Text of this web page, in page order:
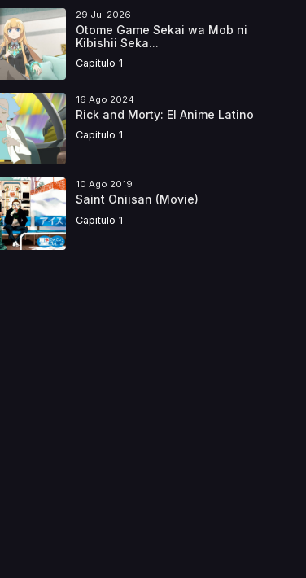
29 Jul 2026
Otome Game Sekai wa Mob ni
Kibishii Seka...
Capitulo 1
16 Ago 2024
Rick and Morty: El Anime Latino
Capitulo 1
10 Ago 2019
Saint Oniisan (Movie)
Capitulo 1